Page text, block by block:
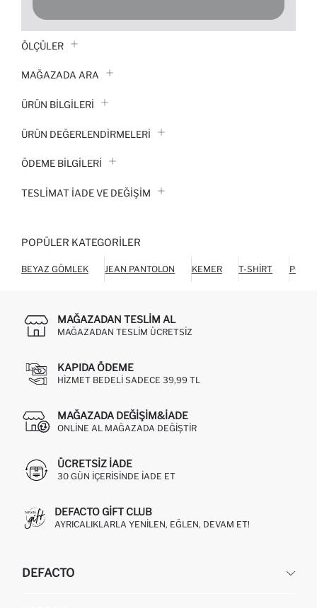
ÖLÇÜLER
MAĞAZADA ARA
ÜRÜN BILGILERI
ÜRÜN DEĞERLENDİRMELERİ
ÖDEME BİLGİLERİ
TESLIMAT İADE VE DEĞIŞIM
POPÜLER KATEGORILER
BEYAZ GÖMLEK JEAN PANTOLON KEMER T-SHIRT POLO
MAĞAZADAN TESLIM AL
MAĞAZADAN TESLIM ÜCRETSIZ
KAPIDA ÖDEME
HIZMET BEDELI SADECE 39,99 TL
MAĞAZADA DEĞIŞIM&İADE
ONLINE AL MAĞAZADA DEĞIŞTIR
ÜCRETSIZ IADE
30 GÜN IÇERISINDE IADE ET
DEFACTO GIFT CLUB
AYRICALIKLARLA YENILEN, EĞLEN, DEVAM ET!
DEFACTO